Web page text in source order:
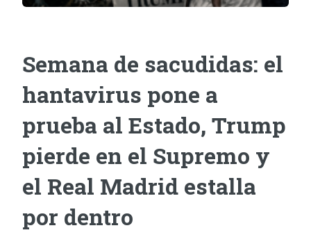
Semana de sacudidas: el
hantavirus pone a
prueba al Estado, Trump
pierde en el Supremo y
el Real Madrid estalla
por dentro